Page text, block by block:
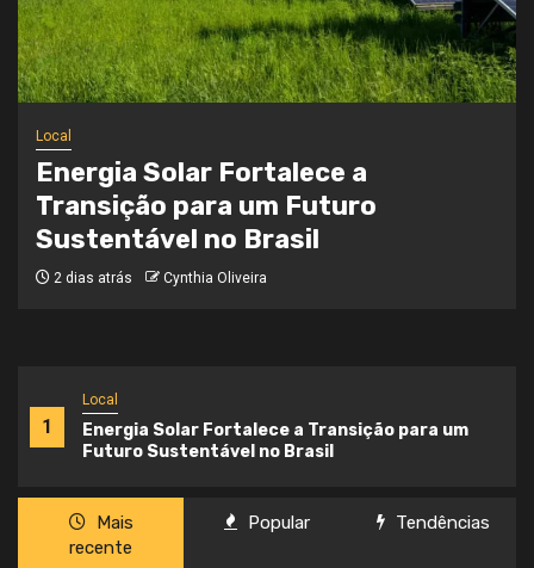
1
Local
Energia Solar Fortalece a Transição para um
Futuro Sustentável no Brasil
Local
Onde a Informação Encontra o Seu
Caminho
3 semanas atrás Cynthia Oliveira
Mais
recente
Popular Tendências